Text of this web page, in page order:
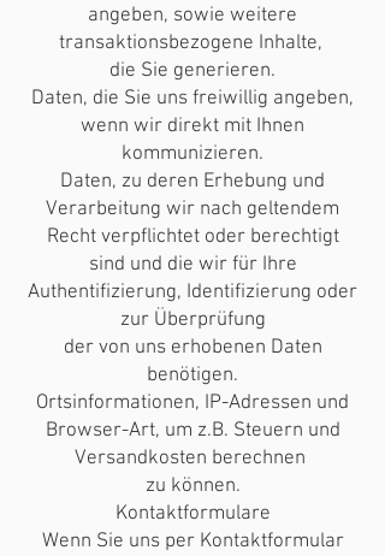
angeben, sowie weitere
transaktionsbezogene Inhalte,
die Sie generieren.
Daten, die Sie uns freiwillig angeben,
wenn wir direkt mit Ihnen
kommunizieren.
Daten, zu deren Erhebung und
Verarbeitung wir nach geltendem
Recht verpflichtet oder berechtigt
sind und die wir für Ihre
Authentifizierung, Identifizierung oder
zur Überprüfung
der von uns erhobenen Daten
benötigen.
Ortsinformationen, IP-Adressen und
Browser-Art, um z.B. Steuern und
Versandkosten berechnen
zu können.
Kontaktformulare
Wenn Sie uns per Kontaktformular